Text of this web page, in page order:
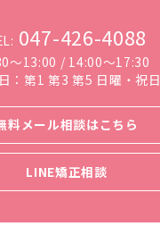
047-426-4088
～13:00 / 14:00～17:30
：第1 第3 第5 日曜・祝日
料メール相談はこちら
LINE矯正相談